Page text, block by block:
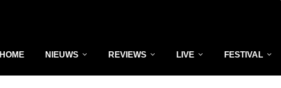
HOME NIEUWS REVIEWS LIVE FESTIVAL